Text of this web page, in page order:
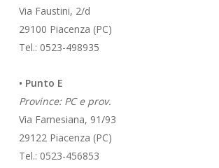
Via Faustini, 2/d
29100 Piacenza (PC)
Tel.: 0523-498935
• Punto E
Province: PC e prov.
Via Farnesiana, 91/93
29122 Piacenza (PC)
Tel.: 0523-456853